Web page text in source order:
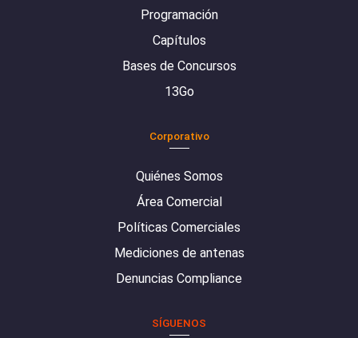
Programación
Capítulos
Bases de Concursos
13Go
Corporativo
Quiénes Somos
Área Comercial
Políticas Comerciales
Mediciones de antenas
Denuncias Compliance
SÍGUENOS